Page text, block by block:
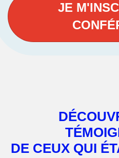
JE
DE CEUX QUI